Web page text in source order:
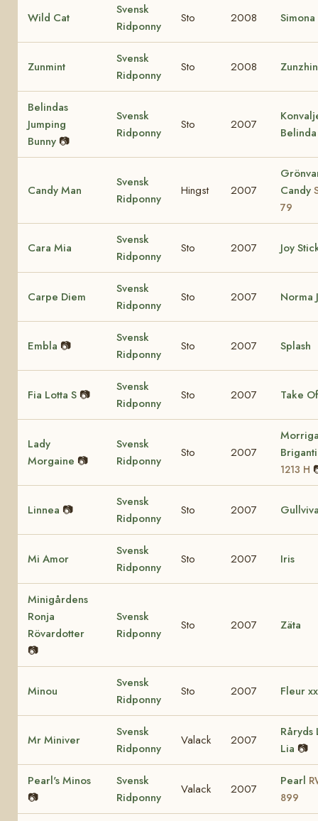
Wild Cat
Svensk
Ridponny
Sto 2008 Simona
Zunmint
Svensk
Ridponny
Sto 2008
Belindas
Jumping
Bunny 📷
Svensk
Ridponny
Sto 2007
Belinda
Candy Man
Svensk
Ridponny
Hingst 2007
Candy
79
Cara Mia
Svensk
Ridponny
Sto 2007 Joy
Carpe Diem
Svensk
Ridponny
Sto 2007 Norma
Embla 📷
Svensk
Ridponny
Sto 2007 Splash
Fia Lotta S 📷
Svensk
Ridponny
Sto 2007 Take
Lady
Morgaine 📷
Svensk
Ridponny
Sto 2007
1213 H
Linnea 📷
Svensk
Ridponny
Sto 2007
Mi Amor
Svensk
Ridponny
Sto 2007 Iris
Minigårdens
Ronja
Rövardotter
📷
Svensk
Ridponny
Sto 2007 Zäta
Minou
Svensk
Ridponny
Sto 2007 Fleur xx
Mr Miniver
Svensk
Ridponny
Valack 2007
Råryds
Lia 📷
Pearl's Minos
📷
Svensk
Ridponny
Valack 2007
Pearl
899